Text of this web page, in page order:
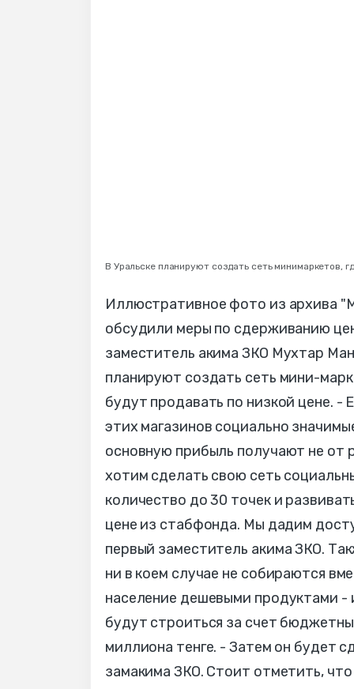
В Уральске планируют создать сеть минимаркетов,
Иллюстративное фото из архива
обсудили меры по сдерживанию
заместитель акима ЗКО Мухтар
планируют создать сеть мини-
будут продавать по низкой цене. -
этих магазинов социально
основную прибыль получают не от
хотим сделать свою сеть
количество до 30 точек и
цене из стабфонда. Мы дадим
первый заместитель акима ЗКО.
ни в коем случае не собираются
население дешевыми продуктами -
будут строиться за счет
миллиона тенге. - Затем он будет
замакима ЗКО. Стоит отметить,